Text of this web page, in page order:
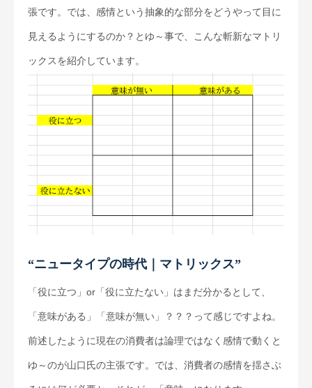
張です。では、感情という抽象的な部分をどうやって目に
見えるようにするのか？とゆ～事で、こんな斬新なマトリ
ックスを紹介しています。
“ニュータイプの時代｜マトリックス”
「役に立つ」or「役に立たない」はまだ分かるとして、
「意味がある」「意味が無い」？？？って感じですよね。
前述したように現在の消費者は論理ではなく感情で動くと
ゆ～のが山口氏の主張です。では、消費者の感情を揺さぶ